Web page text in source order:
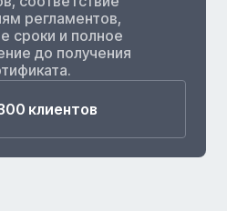
клиентов
регламентов,
сроки и полное
до получения